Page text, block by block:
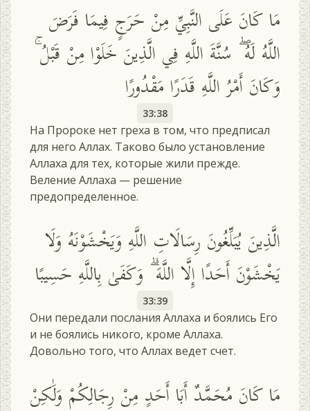
مَا كَانَ عَلَى النَّبِيِّ مِنْ حَرَجٍ فِيمَا فَرَضَ
اللَّهُ لَهُ ۖ سُنَّةَ اللَّهِ فِي الَّذِينَ خَلَوْا مِنْ قَبْلُ ۚ
وَكَانَ أَمْرُ اللَّهِ قَدَرًا مَقْدُورًا
33:38
На Пророке нет греха в том, что предписал
для него Аллах. Таково было установление
Аллаха для тех, которые жили прежде.
Веление Аллаха — решение
предопределенное.
الَّذِينَ يُبَلِّغُونَ رِسَالَاتِ اللَّهِ وَيَخْشَوْنَهُ وَلَا
يَخْشَوْنَ أَحَدًا إِلَّا اللَّهَ ۗ وَكَفَىٰ بِاللَّهِ حَسِيبًا
33:39
Они передали послания Аллаха и боялись Его
и не боялись никого, кроме Аллаха.
Довольно того, что Аллах ведет счет.
مَا كَانَ مُحَمَّدٌ أَبَا أَحَدٍ مِنْ رِجَالِكُمْ وَلَٰكِنْ